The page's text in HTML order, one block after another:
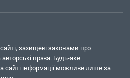
захищені законами про
авторські права. Будь-яке
сайті інформації можливе лише за